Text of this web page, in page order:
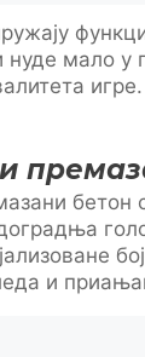
нуде мало у
игре.
бетон
и